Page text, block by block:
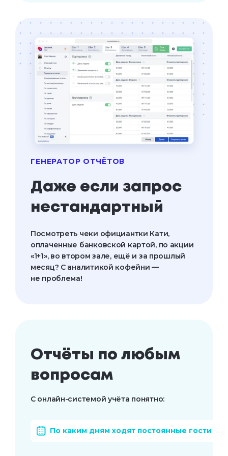
ГЕНЕРАТОР ОТЧЁТОВ
Даже если запрос
нестандартный
Посмотреть чеки официантки Кати,
оплаченные банковской картой, по акции
«1+1», во втором зале, ещё и за прошлый
месяц? С аналитикой кофейни —
не проблема!
Отчёты по любым
вопросам
С онлайн-системой учёта понятно:
По каким дням ходят постоянные гости